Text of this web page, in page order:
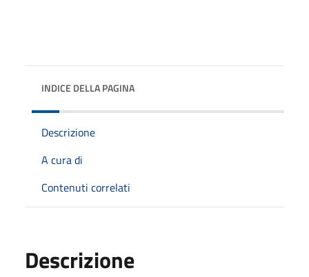
INDICE DELLA PAGINA
Descrizione
A cura di
Contenuti correlati
Descrizione